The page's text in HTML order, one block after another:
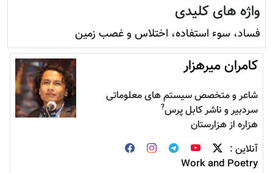
واژه های کلیدی
فساد، سوء استفاده، اختلاس و غصب زمين
کامران میرهزار
شاعر و متخصص سیستم های معلوماتی
سردبیر و ناشر کابل پرس?
هزاره از هزارستان
آنلاین :
Work and Poetry